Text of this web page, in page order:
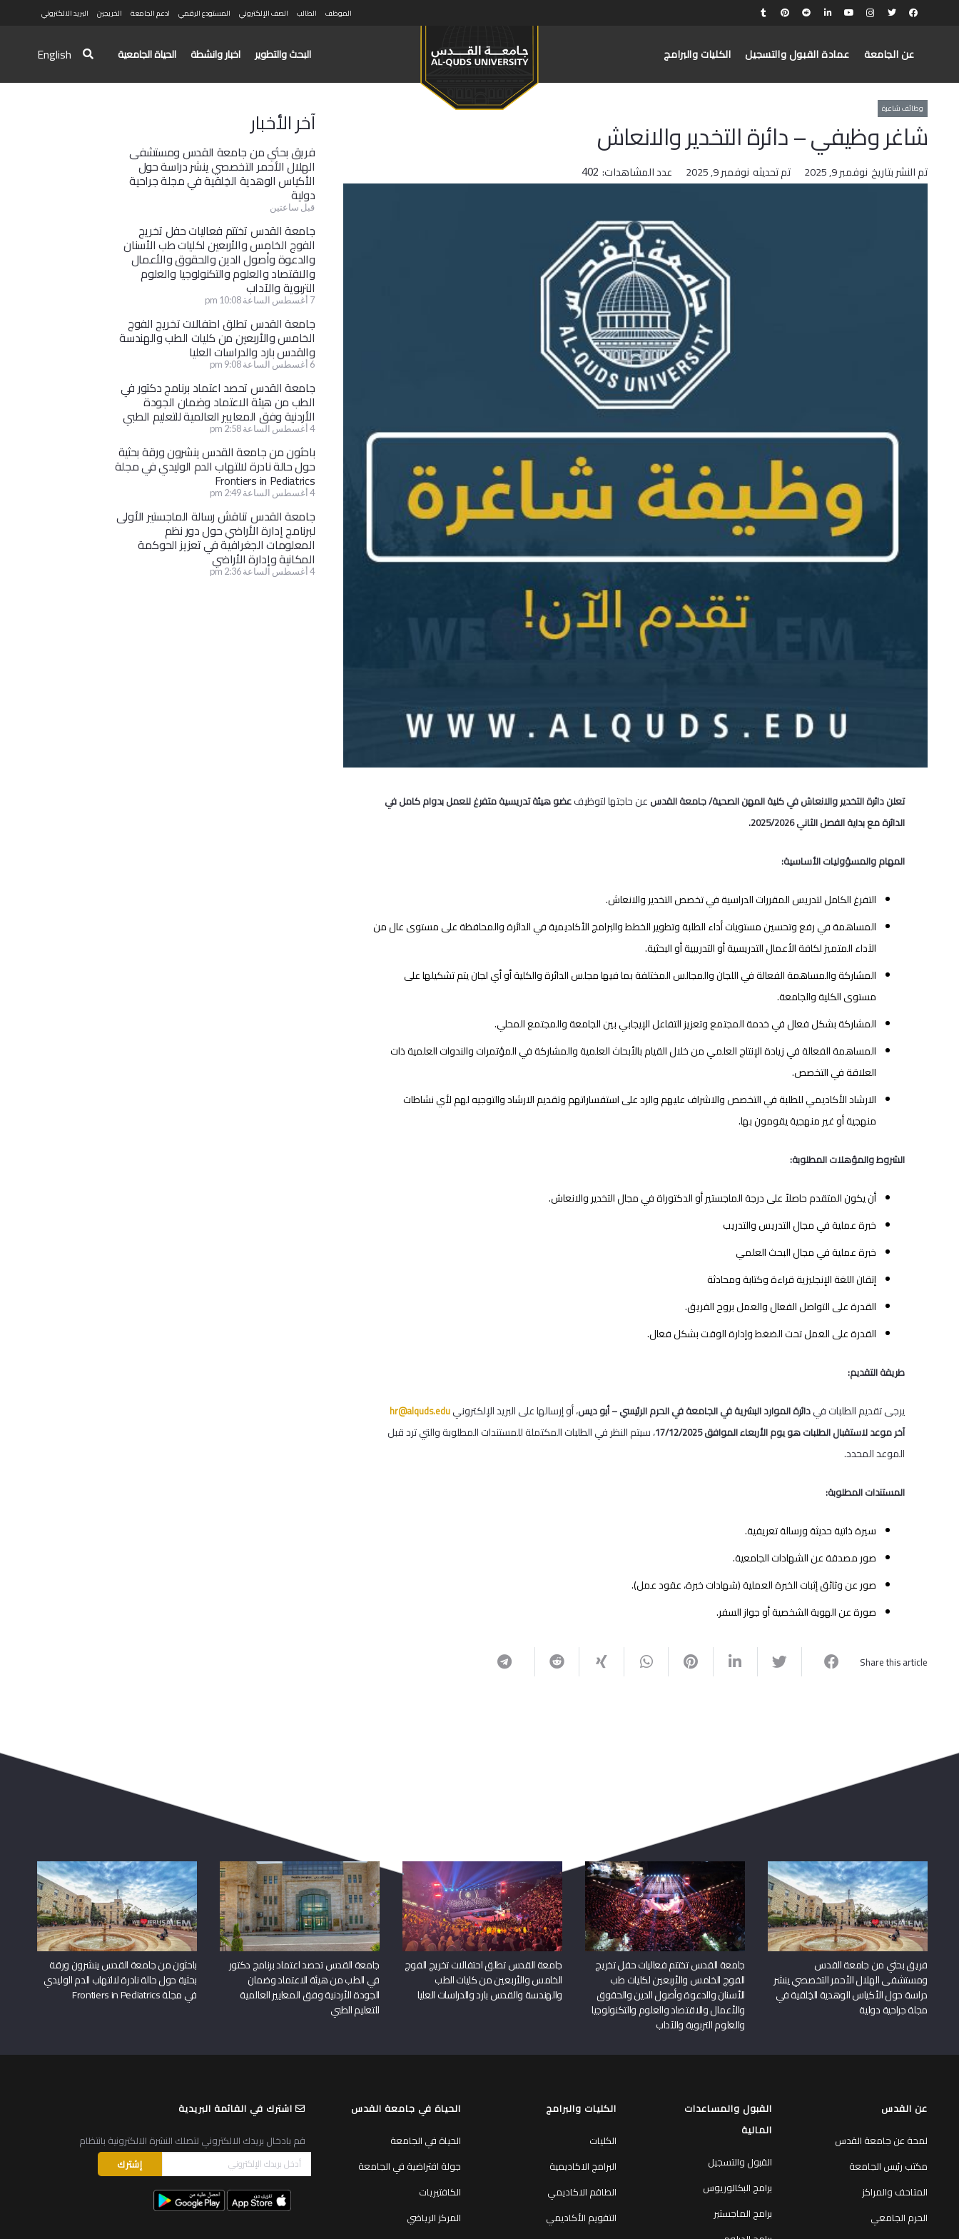
الموظف الطالب الصف الإلكتروني المستودع الرقمي ادعم الجامعة الخريجين البريد الالكتروني
عن الجامعة عمادة القبول والتسجيل الكليات والبرامج البحث والتطوير اخبار وانشطة الحياة الجامعية English
وظائف شاعرة
شاغر وظيفي – دائرة التخدير والانعاش
تم النشر بتاريخ نوفمبر 9, 2025 تم تحديثه نوفمبر 9, 2025 عدد المشاهدات: 402
تعلن دائرة التخدير والانعاش في كلية المهن الصحية/ جامعة القدس عن حاجتها لتوظيفعضو هيئة تدريسية متفرغ للعمل بدوام كامل في
الدائرة مع بداية الفصل الثاني 2025/2026.
المهام والمسؤوليات الأساسية:
التفرغ الكامل لتدريس المقررات الدراسية في تخصص التخدير والانعاش.
المساهمة في رفع وتحسين مستويات أداء الطلبة وتطوير الخطط والبرامج الأكاديمية في الدائرة والمحافظة على مستوى عال من
الآداء المتميز لكافة الأعمال التدريسية أو التدريبية أو البحثية.
المشاركة والمساهمة الفعالة في اللجان والمجالس المختلفة بما فيها مجلس الدائرة والكلية أو أي لجان يتم تشكيلها على
مستوى الكلية والجامعة.
المشاركة بشكل فعال في خدمة المجتمع وتعزيز التفاعل الإيجابي بين الجامعة والمجتمع المحلي.
المساهمة الفعالة في زيادة الإنتاج العلمي من خلال القيام بالأبحاث العلمية والمشاركة في المؤتمرات والندوات العلمية ذات
العلاقة في التخصص.
الارشاد الأكاديمي للطلبة في التخصص والاشراف عليهم والرد على استفساراتهم وتقديم الارشاد والتوجيه لهم لأي نشاطات
منهجية أو غير منهجية يقومون بها.
الشروط والمؤهلات المطلوبة:
أن يكون المتقدم حاصلاً على درجة الماجستير أو الدكتوراة في مجال التخدير والانعاش.
خبرة عملية في مجال التدريس والتدريب
خبرة عملية في مجال البحث العلمي
إتقان اللغة الإنجليزية قراءة وكتابة ومحادثة
القدرة على التواصل الفعال والعمل بروح الفريق.
القدرة على العمل تحت الضغط وإدارة الوقت بشكل فعال.
طريقة التقديم:
يرجى تقديم الطلبات فيدائرة الموارد البشرية في الجامعة في الحرم الرئيسي – أبو ديس، أو إرسالها على البريد الإلكترونيhr@alquds.edu
آخر موعد لاستقبال الطلبات هو يوم الأربعاء الموافق 17/12/2025
، سيتم النظر في الطلبات المكتملة للمستندات المطلوبة والتي ترد قبل
الموعد المحدد.
المستندات المطلوبة:
سيرة ذاتية حديثة ورسالة تعريفية.
صور مصدقة عن الشهادات الجامعية.
صور عن وثائق إثبات الخبرة العملية (شهادات خبرة، عقود عمل).
صورة عن الهوية الشخصية أو جواز السفر.
Share this article
آخر الأخبار
فريق بحثي من جامعة القدس ومستشفى
الهلال الأحمر التخصصي ينشر دراسة حول
الأكياس الوهدية الخِلقية في مجلة جراحية
دولية
قبل ساعتين
جامعة القدس تختتم فعاليات حفل تخريج
الفوج الخامس والأربعين لكليات طب الأسنان
والدعوة وأصول الدين والحقوق والأعمال
والاقتصاد والعلوم والتكنولوجيا والعلوم
التربوية والآداب
7 أغسطس الساعة 10:08 pm
جامعة القدس تطلق احتفالات تخريج الفوج
الخامس والأربعين من كليات الطب والهندسة
والقدس بارد والدراسات العليا
6 أغسطس الساعة 9:08 pm
جامعة القدس تحصد اعتماد برنامج دكتور في
الطب من هيئة الاعتماد وضمان الجودة
الأردنية وفق المعايير العالمية للتعليم الطبي
4 أغسطس الساعة 2:58 pm
باحثون من جامعة القدس ينشرون ورقة بحثية
حول حالة نادرة لالتهاب الدم الوليدي في مجلة
Frontiers in Pediatrics
4 أغسطس الساعة 2:49 pm
جامعة القدس تناقش رسالة الماجستير الأولى
لبرنامج إدارة الأراضي حول دور نظم
المعلومات الجغرافية في تعزيز الحوكمة
المكانية وإدارة الأراضي
4 أغسطس الساعة 2:36 pm
فريق بحثي من جامعة القدس
ومستشفى الهلال الأحمر التخصصي ينشر
دراسة حول الأكياس الوهدية الخِلقية في
مجلة جراحية دولية
جامعة القدس تختتم فعاليات حفل تخريج
الفوج الخامس والأربعين لكليات طب
الأسنان والدعوة وأصول الدين والحقوق
والأعمال والاقتصاد والعلوم والتكنولوجيا
والعلوم التربوية والآداب
جامعة القدس تطلق احتفالات تخريج الفوج
الخامس والأربعين من كليات الطب
والهندسة والقدس بارد والدراسات العليا
جامعة القدس تحصد اعتماد برنامج دكتور
في الطب من هيئة الاعتماد وضمان
الجودة الأردنية وفق المعايير العالمية
للتعليم الطبي
باحثون من جامعة القدس ينشرون ورقة
بحثية حول حالة نادرة لالتهاب الدم الوليدي
في مجلة Frontiers in Pediatrics
عن القدس
لمحة عن جامعة القدس
مكتب رئيس الجامعة
المتاحف والمراكز
الحرم الجامعي
القبول والمساعدات
المالية
القبول والتسجيل
برامج البكالوريوس
برامج الماجستير
الكليات والبرامج
الكليات
البرامج الاكاديمية
الطاقم الاكاديمي
التقويم الأكاديمي
الحياة في جامعة القدس
الحياة في الجامعة
جولة افتراضية في الجامعة
الكافتيريات
المركز الرياضي
اشترك في القائمة البريدية
قم بادخال بريدك الالكتروني لتصلك النشرة الالكترونية بانتظام